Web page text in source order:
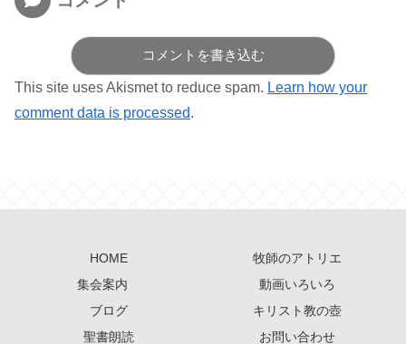
コメントを書き込む
This site uses Akismet to reduce spam. Learn how your
comment data is processed.
HOME
牧師のアトリエ
集会案内
動画いろいろ
ブログ
キリスト教の壺
聖書朗読
お問い合わせ